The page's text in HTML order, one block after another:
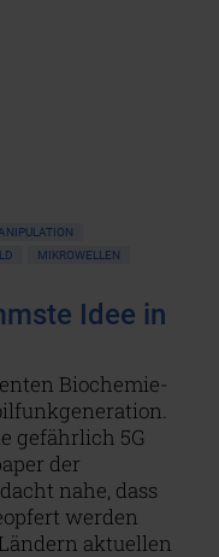
MIKROWELLEN
Idee in
Biochemie-
gefährlich 5G
der
nahe, dass
werden
aktuellen